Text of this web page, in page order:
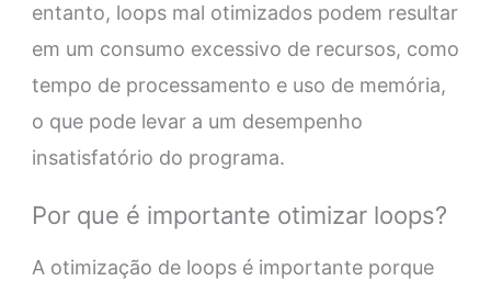
entanto, loops mal otimizados podem resultar
em um consumo excessivo de recursos, como
tempo de processamento e uso de memória,
o que pode levar a um desempenho
insatisfatório do programa.
Por que é importante otimizar loops?
A otimização de loops é importante porque